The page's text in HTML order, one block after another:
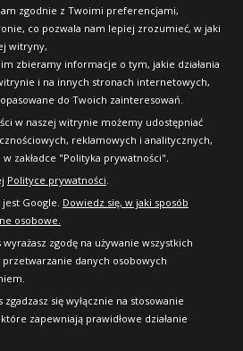
zgodnie z Twoimi preferencjami,
co pozwala nam lepiej zrozumieć, w jaki
witryny,
zbieramy informacje o tym, jakie działania
i na innych stronach internetowych,
do Twoich zainteresowań.
w naszej witrynie możemy udostępniać
reklamowych i analitycznych,
zakładce "Polityka prywatności".
Polityce prywatności.
Google. Dowiedz się, w jaki sposób
osobowe.
zgodę na używanie wszystkich
danych osobowych
się wyłącznie na stosowanie
zapewniają prawidłowe działanie